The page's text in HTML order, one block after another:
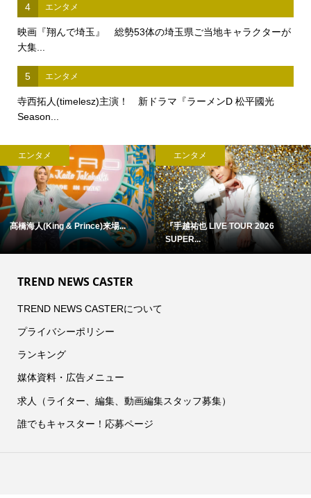
4 エンタメ
映画『翔んで埼玉』 総勢53体の埼玉県ご当地キャラクターが
大集...
5 エンタメ
寺西拓人(timelesz)主演！ 新ドラマ『ラーメンD 松平國光
Season...
エンタメ
髙橋海人(King & Prince)来場...
エンタメ
『手越祐也 LIVE TOUR 2026
SUPER...
TREND NEWS CASTER
TREND NEWS CASTERについて
プライバシーポリシー
ランキング
媒体資料・広告メニュー
求人（ライター、編集、動画編集スタッフ募集）
誰でもキャスター！応募ページ